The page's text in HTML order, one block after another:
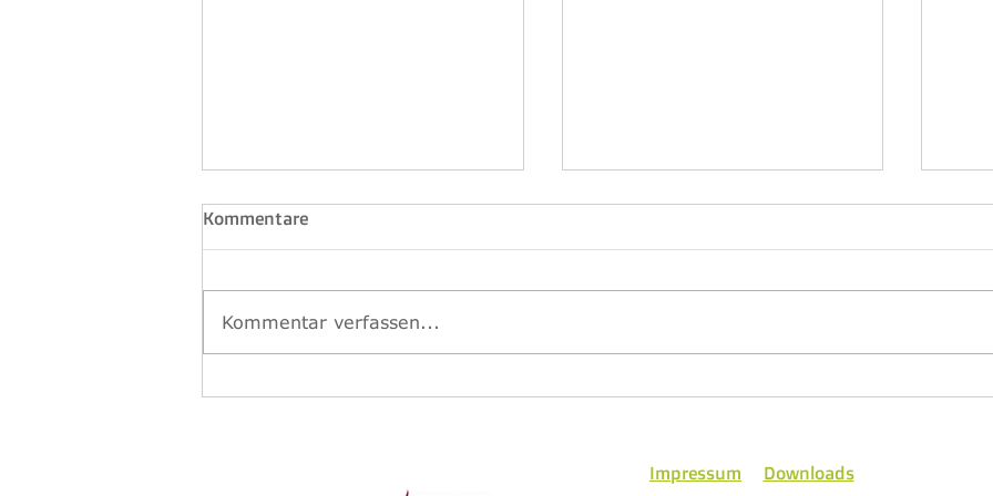
Kommentare
Kommentar verfassen...
Impressum Downloads